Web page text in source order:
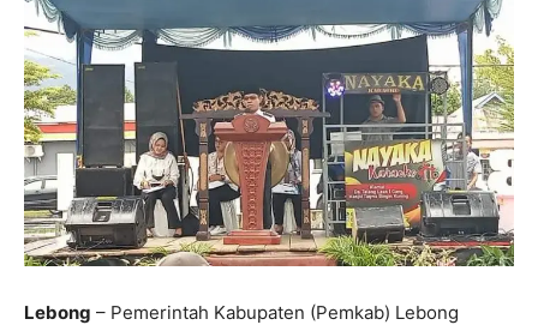
Lebong – Pemerintah Kabupaten (Pemkab) Lebong